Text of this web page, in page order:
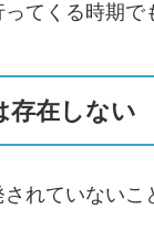
てくる時期で
存在しない
れていない